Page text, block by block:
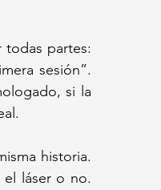
todas partes:
sesión”.
si la
historia.
el láser o no.